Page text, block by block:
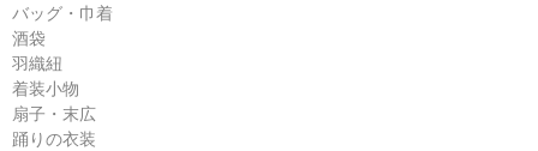
バッグ・巾着
酒袋
羽織紐
着装小物
扇子・末広
踊りの衣装